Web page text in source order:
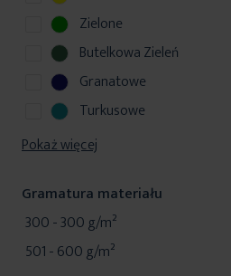
k
u
k
d
u
k
r
d
u
k
Zielone
p
r
d
u
t
Butelkowa Zieleń
p
r
d
u
Granatowe
p
r
d
k
t
Turkusowe
p
o
u
k
t
y
Pokaż więcej
Gramatura materiału
300 - 300 g/m²
501 - 600 g/m²